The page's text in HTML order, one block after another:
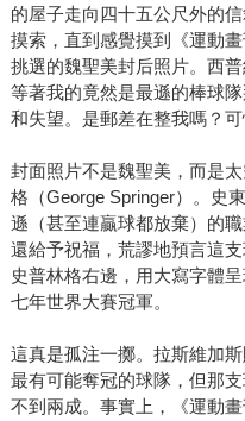
的屋子走向四十五公尺外的
摸索，直到感覺摸到《運動
挑選的魏聖美封后照片。西
等著我的竟然是最遜的棒球
和失望。是郵差在整我嗎？可
封面照片不是魏聖美，而是
格（George Springer）。史
遜（甚至連贏球都放棄）的
還給予祝福，荒謬地預言這
史普林格右邊，用大寫字體
七年世界大賽冠軍。
這真是孤注一擲。拉斯維加
最有可能奪冠的球隊，但那
不到兩成。事實上，《運動